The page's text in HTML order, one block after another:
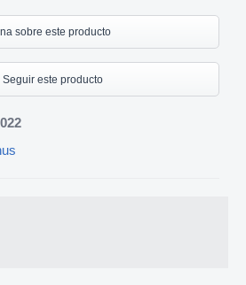
sobre este producto
Seguir este producto